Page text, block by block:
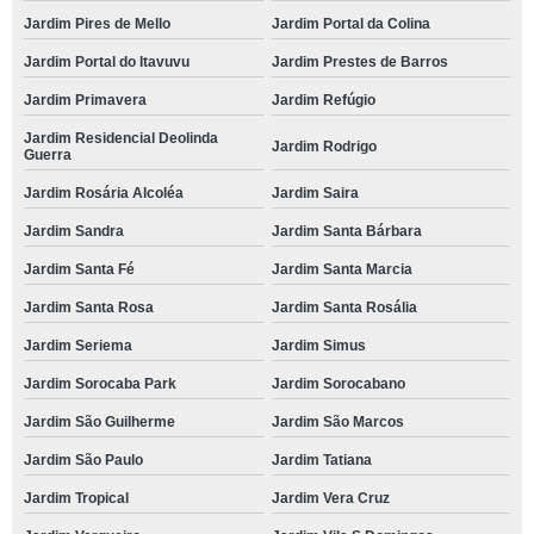
Jardim Pires de Mello Jardim Portal da Colina
Jardim Portal do Itavuvu Jardim Prestes de Barros
Jardim Primavera Jardim Refúgio
Jardim Residencial Deolinda
Guerra
Jardim Rodrigo
Jardim Rosária Alcoléa Jardim Saira
Jardim Sandra Jardim Santa Bárbara
Jardim Santa Fé Jardim Santa Marcia
Jardim Santa Rosa Jardim Santa Rosália
Jardim Seriema Jardim Simus
Jardim Sorocaba Park Jardim Sorocabano
Jardim São Guilherme Jardim São Marcos
Jardim São Paulo Jardim Tatiana
Jardim Tropical Jardim Vera Cruz